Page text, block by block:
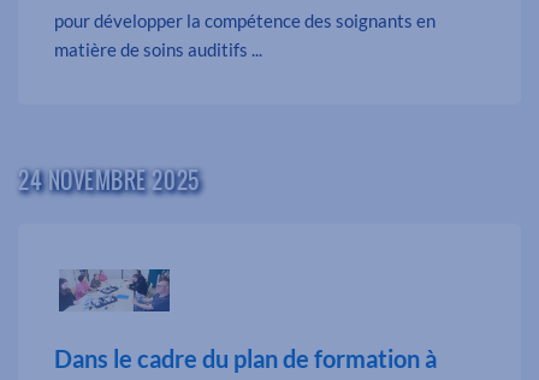
pour développer la compétence des soignants en
matière de soins auditifs ...
24 NOVEMBRE 2025
Dans le cadre du plan de formation à